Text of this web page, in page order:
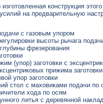
конструкция
на предварительную
с газовым упором
высоты рычага
фрезерования
(упор) заготовки с
прижима заготовки
упор заготовки
стол с маховиками подачи по
хода по осям
литья с деревянной